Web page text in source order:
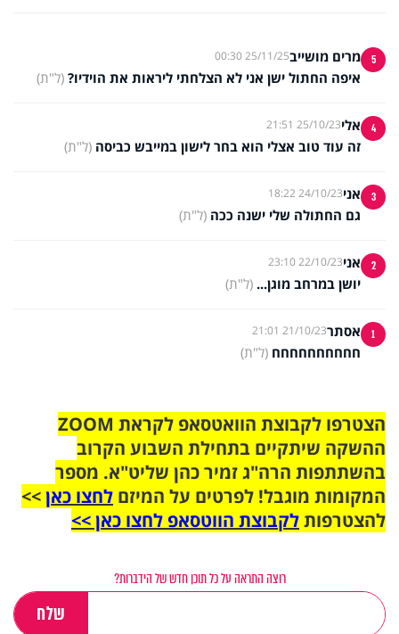
5 מרים מושייב25/11/25 00:30
איפה החתול ישן אני לא הצלחתי ליראות את הוידיו? (ל"ת)
4 אלי25/10/23 21:51
זה עוד טוב אצלי הוא בחר לישון במייבש כביסה (ל"ת)
3 אני24/10/23 18:22
גם החתולה שלי ישנה ככה (ל"ת)
2 אני22/10/23 23:10
יושן במרחב מוגן... (ל"ת)
1 אסתר21/10/23 21:01
חחחחחחחחחח (ל"ת)
הצטרפו לקבוצת הוואטסאפ לקראת ZOOM
ההשקה שיתקיים בתחילת השבוע הקרוב
בהשתתפות הרה"ג זמיר כהן שליט"א. מספר
המקומות מוגבל! לפרטים על המיזם לחצו כאן>>
להצטרפותלקבוצת הווטסאפ לחצו כאן >>
רוצה התראה על כל תוכן חדש של הידברות?